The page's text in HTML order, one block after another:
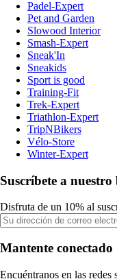
Padel-Expert
Pet and Garden
Slowood Interior
Smash-Expert
Sneak'In
Sneakids
Sport is good
Training-Fit
Trek-Expert
Triathlon-Expert
TripNBikers
Vélo-Store
Winter-Expert
Suscríbete a nuestro
Disfruta de un 10% al
Mantente conectado
Encuéntranos en las redes